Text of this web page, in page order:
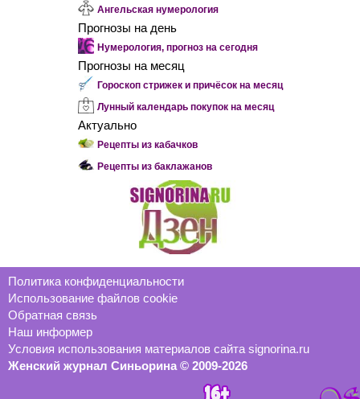
Ангельская нумерология
Прогнозы на день
Нумерология, прогноз на сегодня
Прогнозы на месяц
Гороскоп стрижек и причёсок на месяц
Лунный календарь покупок на месяц
Актуально
Рецепты из кабачков
Рецепты из баклажанов
Политика конфиденциальности
Использование файлов cookie
Обратная связь
Наш информер
Условия использования материалов сайта signorina.ru
Женский журнал Синьорина © 2009-2026